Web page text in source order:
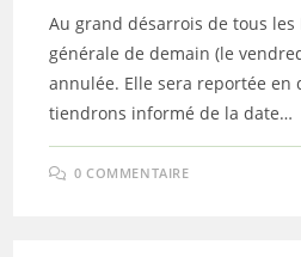
Au grand désarrois de tous les
générale de demain (le
annulée. Elle sera reportée en
tiendrons informé de la date…
0 COMMENTAIRE